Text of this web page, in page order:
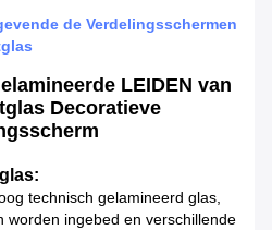
de Verdelingsschermen
LEIDEN van
Decoratieve
technisch gelamineerd glas,
worden ingebed en verschillende